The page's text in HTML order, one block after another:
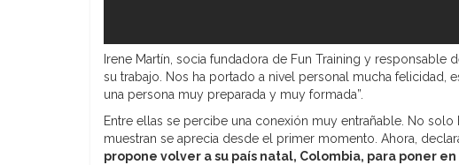
Irene Martín, socia fundadora de Fun Training y
su trabajo. Nos ha portado a nivel personal mucha felicidad,
una persona muy preparada y muy formada”.
Entre ellas se percibe una conexión muy entrañable. No
muestran se aprecia desde el primer momento. Ahora,
propone volver a su país natal, Colombia, para poner